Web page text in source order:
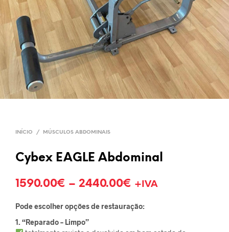
INÍCIO / MÚSCULOS ABDOMINAIS
Cybex EAGLE Abdominal
1590.00€ – 2440.00€ +IVA
Pode escolher opções de restauração:
1. “Reparado – Limpo”